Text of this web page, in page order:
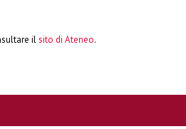
ilsito di Ateneo.